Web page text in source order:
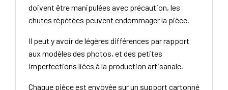
doivent être manipulées avec précaution, les
chutes répétées peuvent endommager la pièce.
Il peut y avoir de légères différences par rapport
aux modèles des photos, et des petites
imperfections liées à la production artisanale.
Chaque pièce est envoyée sur un support cartonné